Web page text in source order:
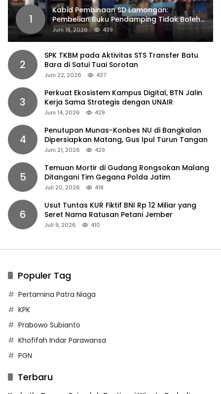
1
Kabid Pembinaan SD Lamongan:
Pembelian Buku Pendamping Tidak Boleh
Dipaksakan
Juni 18, 2026 439
2
SPK TKBM pada Aktivitas STS Transfer Batu
Bara di Satui Tuai Sorotan
Juni 22, 2026 437
3
Perkuat Ekosistem Kampus Digital, BTN Jalin
Kerja Sama Strategis dengan UNAIR
Juni 14, 2026 429
4
Penutupan Munas-Konbes NU di Bangkalan
Dipersiapkan Matang, Gus Ipul Turun Tangan
Juni 21, 2026 429
5
Temuan Mortir di Gudang Rongsokan Malang
Ditangani Tim Gegana Polda Jatim
Juli 20, 2026 418
6
Usut Tuntas KUR Fiktif BNI Rp 12 Miliar yang
Seret Nama Ratusan Petani Jember
Juli 9, 2026 410
Populer Tag
Pertamina Patra Niaga
KPK
Prabowo Subianto
Khofifah Indar Parawansa
PGN
Terbaru